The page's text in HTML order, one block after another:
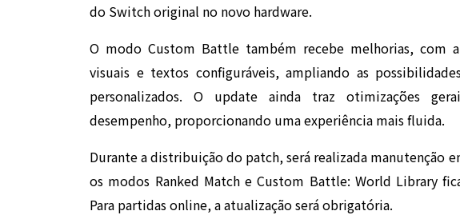
do Switch original no novo hardware.
O modo Custom Battle também recebe melhorias, com
visuais e textos configuráveis, ampliando as
personalizados. O update ainda traz otimizações
desempenho, proporcionando uma experiência mais fluida.
Durante a distribuição do patch, será realizada manutenção
os modos Ranked Match e Custom Battle: World Library
Para partidas online, a atualização será obrigatória.